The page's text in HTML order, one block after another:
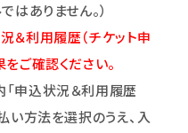
はありません。）
＆利用履歴（チケット申
ご確認ください。
申込状況＆利用履歴
い方法を選択のうえ、入